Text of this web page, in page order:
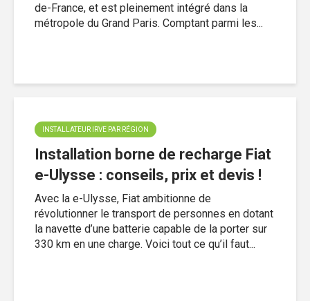
de-France, et est pleinement intégré dans la
métropole du Grand Paris. Comptant parmi les...
INSTALLATEUR IRVE PAR RÉGION
Installation borne de recharge Fiat
e-Ulysse : conseils, prix et devis !
Avec la e-Ulysse, Fiat ambitionne de
révolutionner le transport de personnes en dotant
la navette d’une batterie capable de la porter sur
330 km en une charge. Voici tout ce qu’il faut...